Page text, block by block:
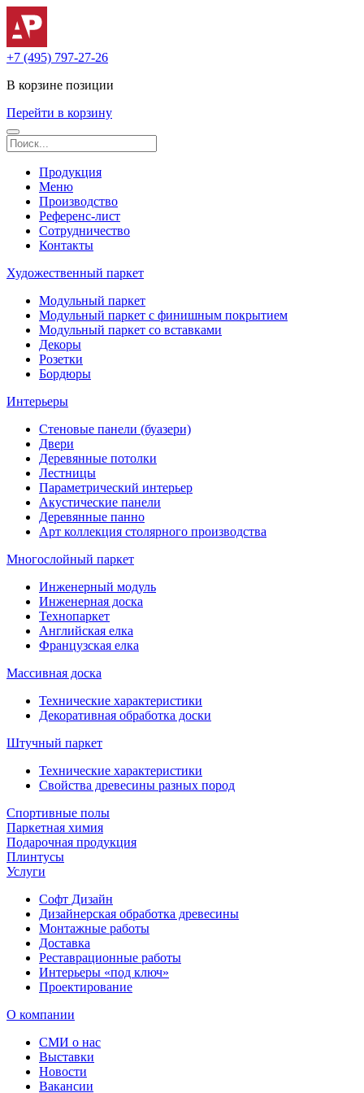
+7 (495) 797-27-26
В корзине позиции
Перейти в корзину
Продукция
Меню
Производство
Референс-лист
Сотрудничество
Контакты
Художественный паркет
Модульный паркет
Модульный паркет с финишным покрытием
Модульный паркет со вставками
Декоры
Розетки
Бордюры
Интерьеры
Стеновые панели (буазери)
Двери
Деревянные потолки
Лестницы
Параметрический интерьер
Акустические панели
Деревянные панно
Арт коллекция столярного производства
Многослойный паркет
Инженерный модуль
Инженерная доска
Технопаркет
Английская елка
Французская елка
Массивная доска
Технические характеристики
Декоративная обработка доски
Штучный паркет
Технические характеристики
Свойства древесины разных пород
Спортивные полы
Паркетная химия
Подарочная продукция
Плинтусы
Услуги
Софт Дизайн
Дизайнерская обработка древесины
Монтажные работы
Доставка
Реставрационные работы
Интерьеры «под ключ»
Проектирование
О компании
СМИ о нас
Выставки
Новости
Вакансии